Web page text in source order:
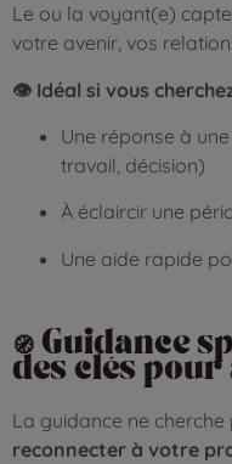
Le ou la voyant(e)
votre avenir, vos
👁️ Idéal si vous
Une réponse à
travail, décision)
À éclaircir une
Une aide rapide
🧭 Guidance
des clés pour
La guidance ne cherche
reconnecter à votre